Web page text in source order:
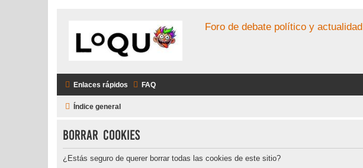
Foro de debate político y actualidad
Enlaces rápidos FAQ
Índice general
Borrar cookies
¿Estás seguro de querer borrar todas las cookies de este sitio?